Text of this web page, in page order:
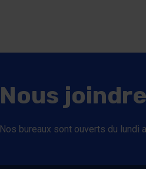
Nous joindre
Nos bureaux sont ouverts du lundi